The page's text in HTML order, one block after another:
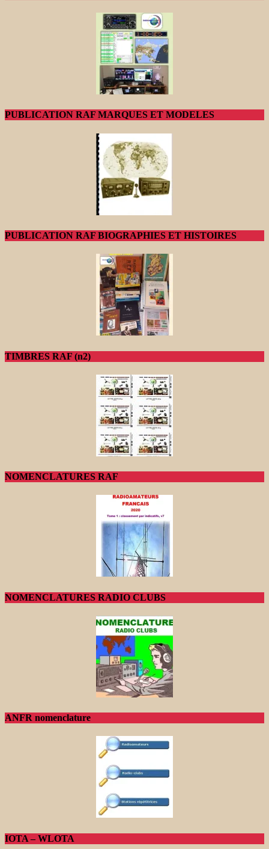
PUBLICATION RAF MARQUES ET MODELES
PUBLICATION RAF BIOGRAPHIES ET HISTOIRES
TIMBRES RAF (n2)
NOMENCLATURES RAF
NOMENCLATURES RADIO CLUBS
ANFR nomenclature
IOTA – WLOTA